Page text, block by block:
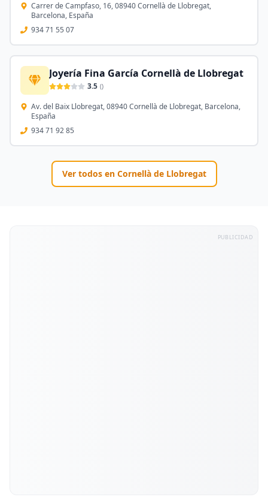
Carrer de Campfaso, 16, 08940 Cornellà de Llobregat,
Barcelona, España
934 71 55 07
Joyería Fina García Cornellà de Llobregat
3.5 ()
Av. del Baix Llobregat, 08940 Cornellà de Llobregat, Barcelona,
España
934 71 92 85
Ver todos en Cornellà de Llobregat
PUBLICIDAD